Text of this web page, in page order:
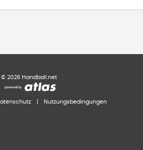
© 2026 Handball.net
Nutzungsbedingungen